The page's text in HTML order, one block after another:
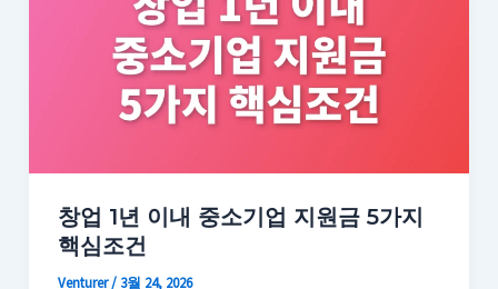
창업 1년 이내 중소기업 지원금 5가지
핵심조건
Venturer/ 3월 24, 2026